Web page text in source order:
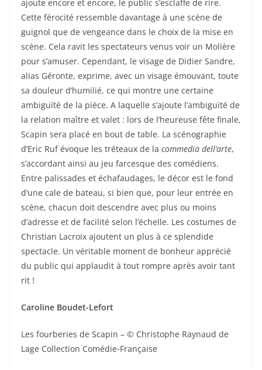
ajoute encore et encore, le public s’esclaffe de rire.
Cette férocité ressemble davantage à une scène de
guignol que de vengeance dans le choix de la mise en
scène. Cela ravit les spectateurs venus voir un Molière
pour s’amuser. Cependant, le visage de Didier Sandre,
alias Géronte, exprime, avec un visage émouvant, toute
sa douleur d’humilié, ce qui montre une certaine
ambiguïté de la pièce. A laquelle s’ajoute l’ambiguïté de
la relation maître et valet : lors de l’heureuse fête finale,
Scapin sera placé en bout de table. La scénographie
d’Eric Ruf évoque les tréteaux de la commedia dell’arte,
s’accordant ainsi au jeu farcesque des comédiens.
Entre palissades et échafaudages, le décor est le fond
d’une cale de bateau, si bien que, pour leur entrée en
scène, chacun doit descendre avec plus ou moins
d’adresse et de facilité selon l’échelle. Les costumes de
Christian Lacroix ajoutent un plus à ce splendide
spectacle. Un véritable moment de bonheur apprécié
du public qui applaudit à tout rompre après avoir tant
rit !
Caroline Boudet-Lefort
Les fourberies de Scapin – © Christophe Raynaud de
Lage Collection Comédie-Française